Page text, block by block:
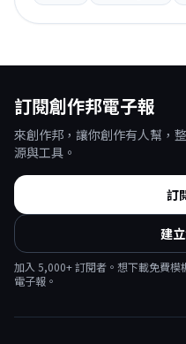
訂閱創作邦電子報
來創作邦，讓你創作有人幫，
源與工具。
訂
建
加入 5,000+ 訂閱者。想下載免費模
電子報。